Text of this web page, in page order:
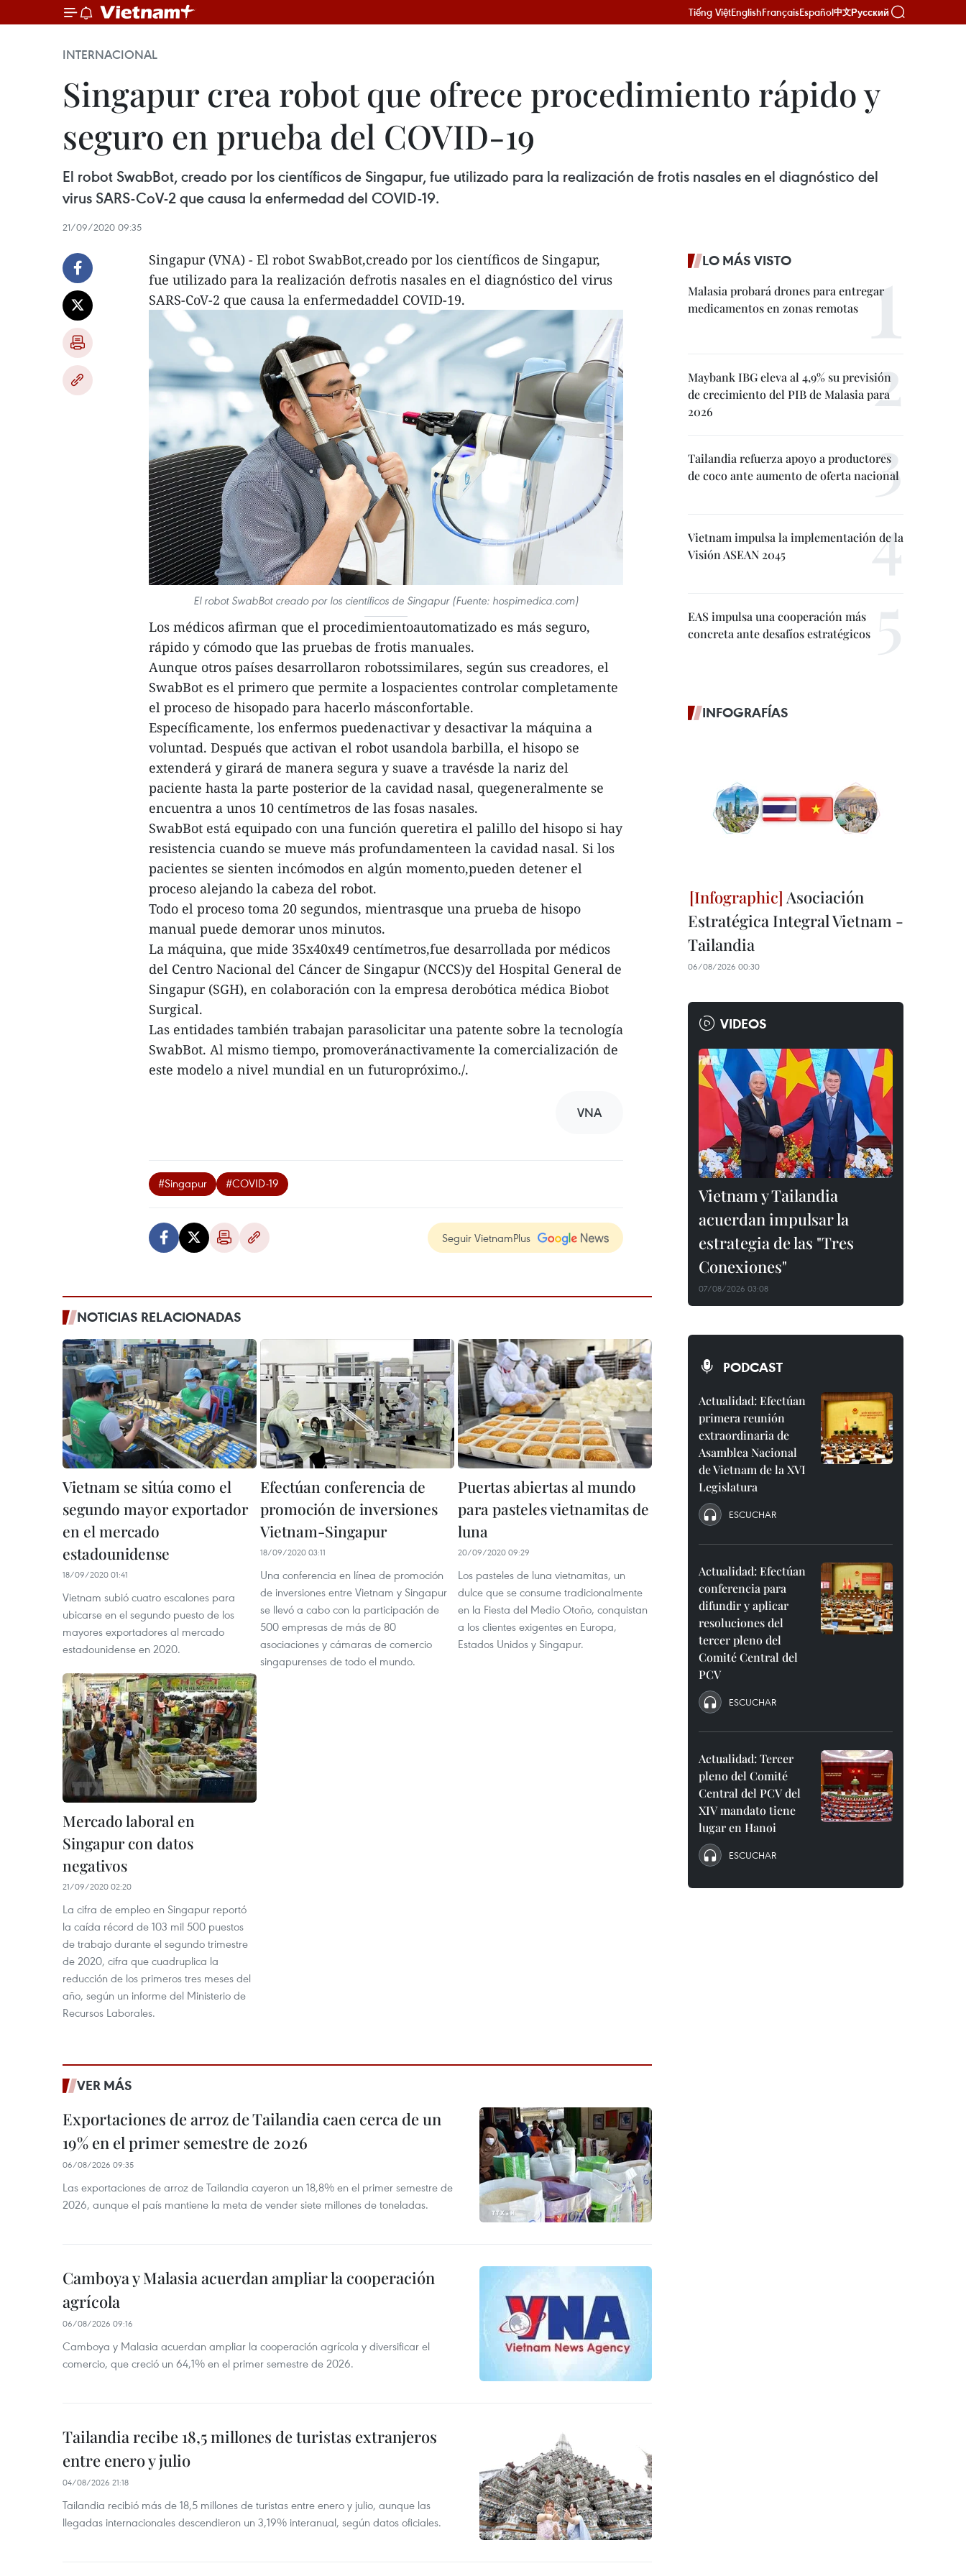
Tiếng ViệtEnglishFrançaisEspañol中文Русский
INTERNACIONAL
Singapur crea robot que ofrece procedimiento rápido y
seguro en prueba del COVID-19
El robot SwabBot, creado por los científicos de Singapur, fue utilizado para la realización de frotis nasales en el diagnóstico del
virus SARS-CoV-2 que causa la enfermedad del COVID-19.
21/09/2020 09:35
Singapur (VNA) - El robot SwabBot,creado por los científicos de Singapur,
fue utilizado para la realización defrotis nasales en el diagnóstico del virus
SARS-CoV-2 que causa la enfermedaddel COVID-19.
El robot SwabBot creado por los científicos de Singapur (Fuente: hospimedica.com)
Los médicos afirman que el procedimientoautomatizado es más seguro,
rápido y cómodo que las pruebas de frotis manuales.
Aunque otros países desarrollaron robotssimilares, según sus creadores, el
SwabBot es el primero que permite a lospacientes controlar completamente
el proceso de hisopado para hacerlo másconfortable.
Específicamente, los enfermos puedenactivar y desactivar la máquina a
voluntad. Después que activan el robot usandola barbilla, el hisopo se
extenderá y girará de manera segura y suave a travésde la nariz del
paciente hasta la parte posterior de la cavidad nasal, quegeneralmente se
encuentra a unos 10 centímetros de las fosas nasales.
SwabBot está equipado con una función queretira el palillo del hisopo si hay
resistencia cuando se mueve más profundamenteen la cavidad nasal. Si los
pacientes se sienten incómodos en algún momento,pueden detener el
proceso alejando la cabeza del robot.
Todo el proceso toma 20 segundos, mientrasque una prueba de hisopo
manual puede demorar unos minutos.
La máquina, que mide 35x40x49 centímetros,fue desarrollada por médicos
del Centro Nacional del Cáncer de Singapur (NCCS)y del Hospital General de
Singapur (SGH), en colaboración con la empresa derobótica médica Biobot
Surgical.
Las entidades también trabajan parasolicitar una patente sobre la tecnología
SwabBot. Al mismo tiempo, promoveránactivamente la comercialización de
este modelo a nivel mundial en un futuropróximo./.
VNA
#Singapur #COVID-19
Seguir VietnamPlus
NOTICIAS RELACIONADAS
Vietnam se sitúa como el
segundo mayor exportador
en el mercado
estadounidense
18/09/2020 01:41
Vietnam subió cuatro escalones para
ubicarse en el segundo puesto de los
mayores exportadores al mercado
estadounidense en 2020.
Efectúan conferencia de
promoción de inversiones
Vietnam-Singapur
18/09/2020 03:11
Una conferencia en línea de promoción
de inversiones entre Vietnam y Singapur
se llevó a cabo con la participación de
500 empresas de más de 80
asociaciones y cámaras de comercio
singapurenses de todo el mundo.
Puertas abiertas al mundo
para pasteles vietnamitas de
luna
20/09/2020 09:29
Los pasteles de luna vietnamitas, un
dulce que se consume tradicionalmente
en la Fiesta del Medio Otoño, conquistan
a los clientes exigentes en Europa,
Estados Unidos y Singapur.
Mercado laboral en
Singapur con datos
negativos
21/09/2020 02:20
La cifra de empleo en Singapur reportó
la caída récord de 103 mil 500 puestos
de trabajo durante el segundo trimestre
de 2020, cifra que cuadruplica la
reducción de los primeros tres meses del
año, según un informe del Ministerio de
Recursos Laborales.
VER MÁS
Exportaciones de arroz de Tailandia caen cerca de un
19% en el primer semestre de 2026
06/08/2026 09:35
Las exportaciones de arroz de Tailandia cayeron un 18,8% en el primer semestre de
2026, aunque el país mantiene la meta de vender siete millones de toneladas.
Camboya y Malasia acuerdan ampliar la cooperación
agrícola
06/08/2026 09:16
Camboya y Malasia acuerdan ampliar la cooperación agrícola y diversificar el
comercio, que creció un 64,1% en el primer semestre de 2026.
Tailandia recibe 18,5 millones de turistas extranjeros
entre enero y julio
04/08/2026 21:18
Tailandia recibió más de 18,5 millones de turistas entre enero y julio, aunque las
llegadas internacionales descendieron un 3,19% interanual, según datos oficiales.
LO MÁS VISTO
Malasia probará drones para entregar
medicamentos en zonas remotas
Maybank IBG eleva al 4,9% su previsión
de crecimiento del PIB de Malasia para
2026
Tailandia refuerza apoyo a productores
de coco ante aumento de oferta nacional
Vietnam impulsa la implementación de la
Visión ASEAN 2045
EAS impulsa una cooperación más
concreta ante desafíos estratégicos
INFOGRAFÍAS
Asociación
Estratégica Integral Vietnam -
Tailandia
06/08/2026 00:30
VIDEOS
Vietnam y Tailandia
acuerdan impulsar la
estrategia de las "Tres
Conexiones"
07/08/2026 03:08
PODCAST
Actualidad: Efectúan
primera reunión
extraordinaria de
Asamblea Nacional
de Vietnam de la XVI
Legislatura
ESCUCHAR
Actualidad: Efectúan
conferencia para
difundir y aplicar
resoluciones del
tercer pleno del
Comité Central del
PCV
ESCUCHAR
Actualidad: Tercer
pleno del Comité
Central del PCV del
XIV mandato tiene
lugar en Hanoi
ESCUCHAR